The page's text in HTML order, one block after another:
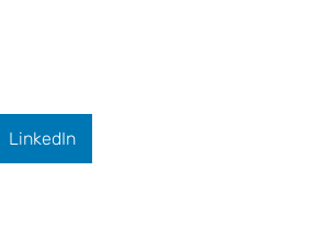
LinkedIn